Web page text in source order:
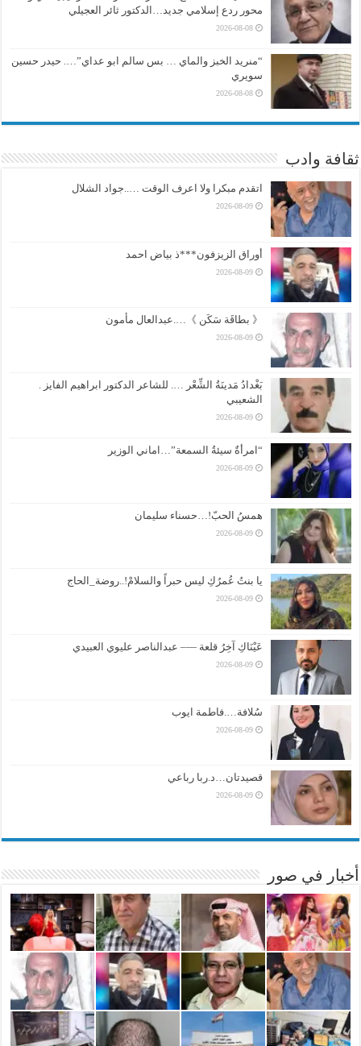
محور ردع إسلامي جديد…الدكتور ثائر العجيلي
2026-08-08
“منريد الخبز والماي … بس سالم ابو عداي”…. حيدر حسين
سويري
2026-08-08
ثقافة وادب
اتقدم مبكرا ولا اعرف الوقت …..جواد الشلال
2026-08-09
أوراق الزيزفون***ذ بياض احمد
2026-08-09
《 بطاقَة سَكَن 》….عبدالعال مأمون
2026-08-09
بَغْدادُ مَدينَةُ الشِّعْر …. للشاعر الدكتور ابراهيم الفايز .
الشعيبي
2026-08-09
“امرأةٌ سيئةُ السمعة”…اماني الوزير
2026-08-09
همسُ الحبّ!…حسناء سليمان
2026-08-09
يا بنتُ عُمرُكِ ليس حبراً والسلامْ!..روضة_الحاج
2026-08-09
عَيْنَاكِ آخِرُ قلعة —– عبدالناصر عليوي العبيدي
2026-08-09
سُلافة….فاطمة ايوب
2026-08-09
قصيدتان…د.ربا رباعي
2026-08-09
أخبار في صور